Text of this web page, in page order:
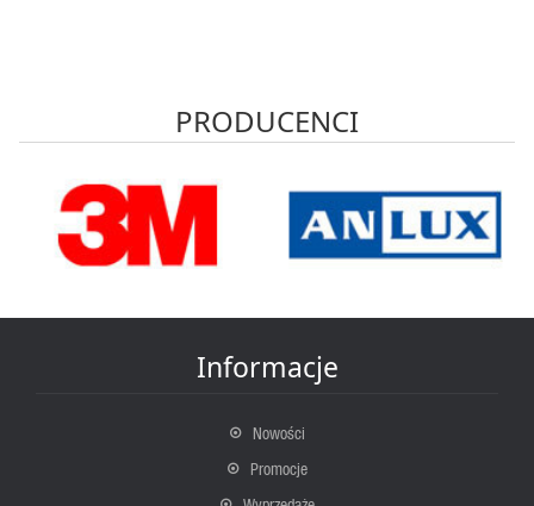
PRODUCENCI
Informacje
Nowości
Promocje